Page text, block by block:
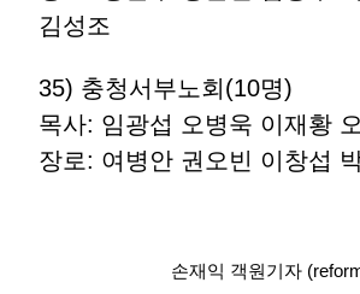
김성조
35) 충청서부노회(10명)
목사: 임광섭 오병욱 이재황
장로: 여병안 권오빈 이창섭
손재익 객원기자